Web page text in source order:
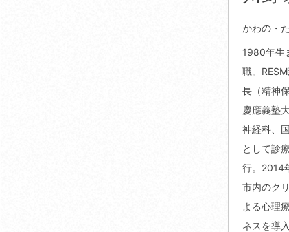
かわの・
1980年生
職。
長（精神
慶應義塾
神経科、
として診
行。2014
市内のク
よる心理
ネスを導